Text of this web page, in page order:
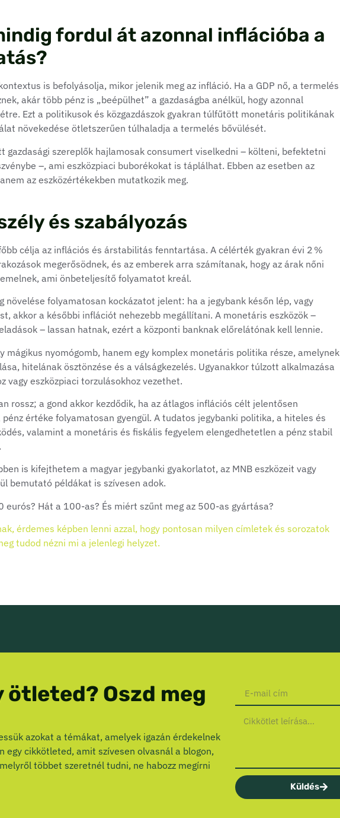
fordul át azonnal inflációba a
is befolyásolja, mikor jelenik meg az infláció. Ha a GDP nő, a termelés
akár több pénz is „beépülhet” a gazdaságba anélkül, hogy azonnal
Ezt a politikusok és közgazdászok gyakran túlfűtött monetáris politikának
növekedése ötletszerűen túlhaladja a termelés bővülését.
gazdasági szereplők hajlamosak consumert viselkedni – költeni, befektetni
–, ami eszközpiaci buborékokat is táplálhat. Ebben az esetben az
az eszközértékekben mutatkozik meg.
és szabályozás
célja az inflációs és árstabilitás fenntartása. A célérték gyakran évi 2 %
megerősödnek, és az emberek arra számítanak, hogy az árak nőni
ami önbeteljesítő folyamatot kreál.
növelése folyamatosan kockázatot jelent: ha a jegybank későn lép, vagy
akkor a későbbi inflációt nehezebb megállítani. A monetáris eszközök –
– lassan hatnak, ezért a központi banknak előrelátónak kell lennie.
mágikus nyomógomb, hanem egy komplex monetáris politika része, amelynek
hitelának ösztönzése és a válságkezelés. Ugyanakkor túlzott alkalmazása
vagy eszközpiaci torzulásokhoz vezethet.
rossz; a gond akkor kezdődik, ha az átlagos inflációs célt jelentősen
értéke folyamatosan gyengül. A tudatos jegybanki politika, a hiteles és
valamint a monetáris és fiskális fegyelem elengedhetetlen a pénz stabil
is kifejthetem a magyar jegybanki gyakorlatot, az MNB eszközeit vagy
bemutató példákat is szívesen adok.
eurós? Hát a 100-as? És miért szűnt meg az 500-as gyártása?
érdemes képben lenni azzal, hogy pontosan milyen címletek és sorozatok
tudod nézni mi a jelenlegi helyzet.
ötleted? Oszd meg
azokat a témákat, amelyek igazán érdekelnek
egy cikkötleted, amit szívesen olvasnál a blogon,
többet szeretnél tudni, ne habozz megírni
Küldés